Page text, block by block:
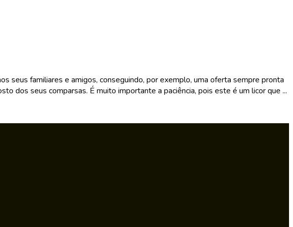
seus familiares e amigos, conseguindo, por exemplo, uma oferta sempre pronta
dos seus comparsas. É muito importante a paciência, pois este é um licor que ...